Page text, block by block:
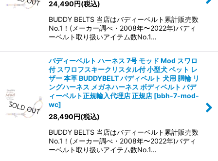
24,490円(税込)
BUDDY BELTS 当店はバディーベルト累計販売数
No.1！(メーカー調べ・2008年〜2022年)バディ
ーベルト取り扱いアイテム数No.1…
バディーベルト ハーネス 7号 モッド Mod スワロ
付 スワロフスキークリスタル付 小型犬 ペット レ
ザー 本革 BUDDYBELT バディベルト 犬用 胴輪 リ
ングハーネス メガネハーネス ボディベルト バデ
ィーベルト正規輸入代理店 正規店 [bbh-7-mod-
wc]
28,490円(税込)
BUDDY BELTS 当店はバディーベルト累計販売数
No.1！(メーカー調べ・2008年〜2022年)バディ
ーベルト取り扱いアイテム数No.1…